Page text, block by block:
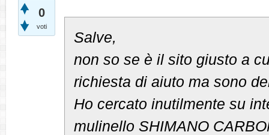
0
voti
Salve,
non so se è il sito giusto a
richiesta di aiuto ma sono
Ho cercato inutilmente su
mulinello SHIMANO